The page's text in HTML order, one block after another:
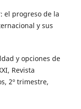
el progreso de la
y sus
y opciones de
Revista
2º trimestre,